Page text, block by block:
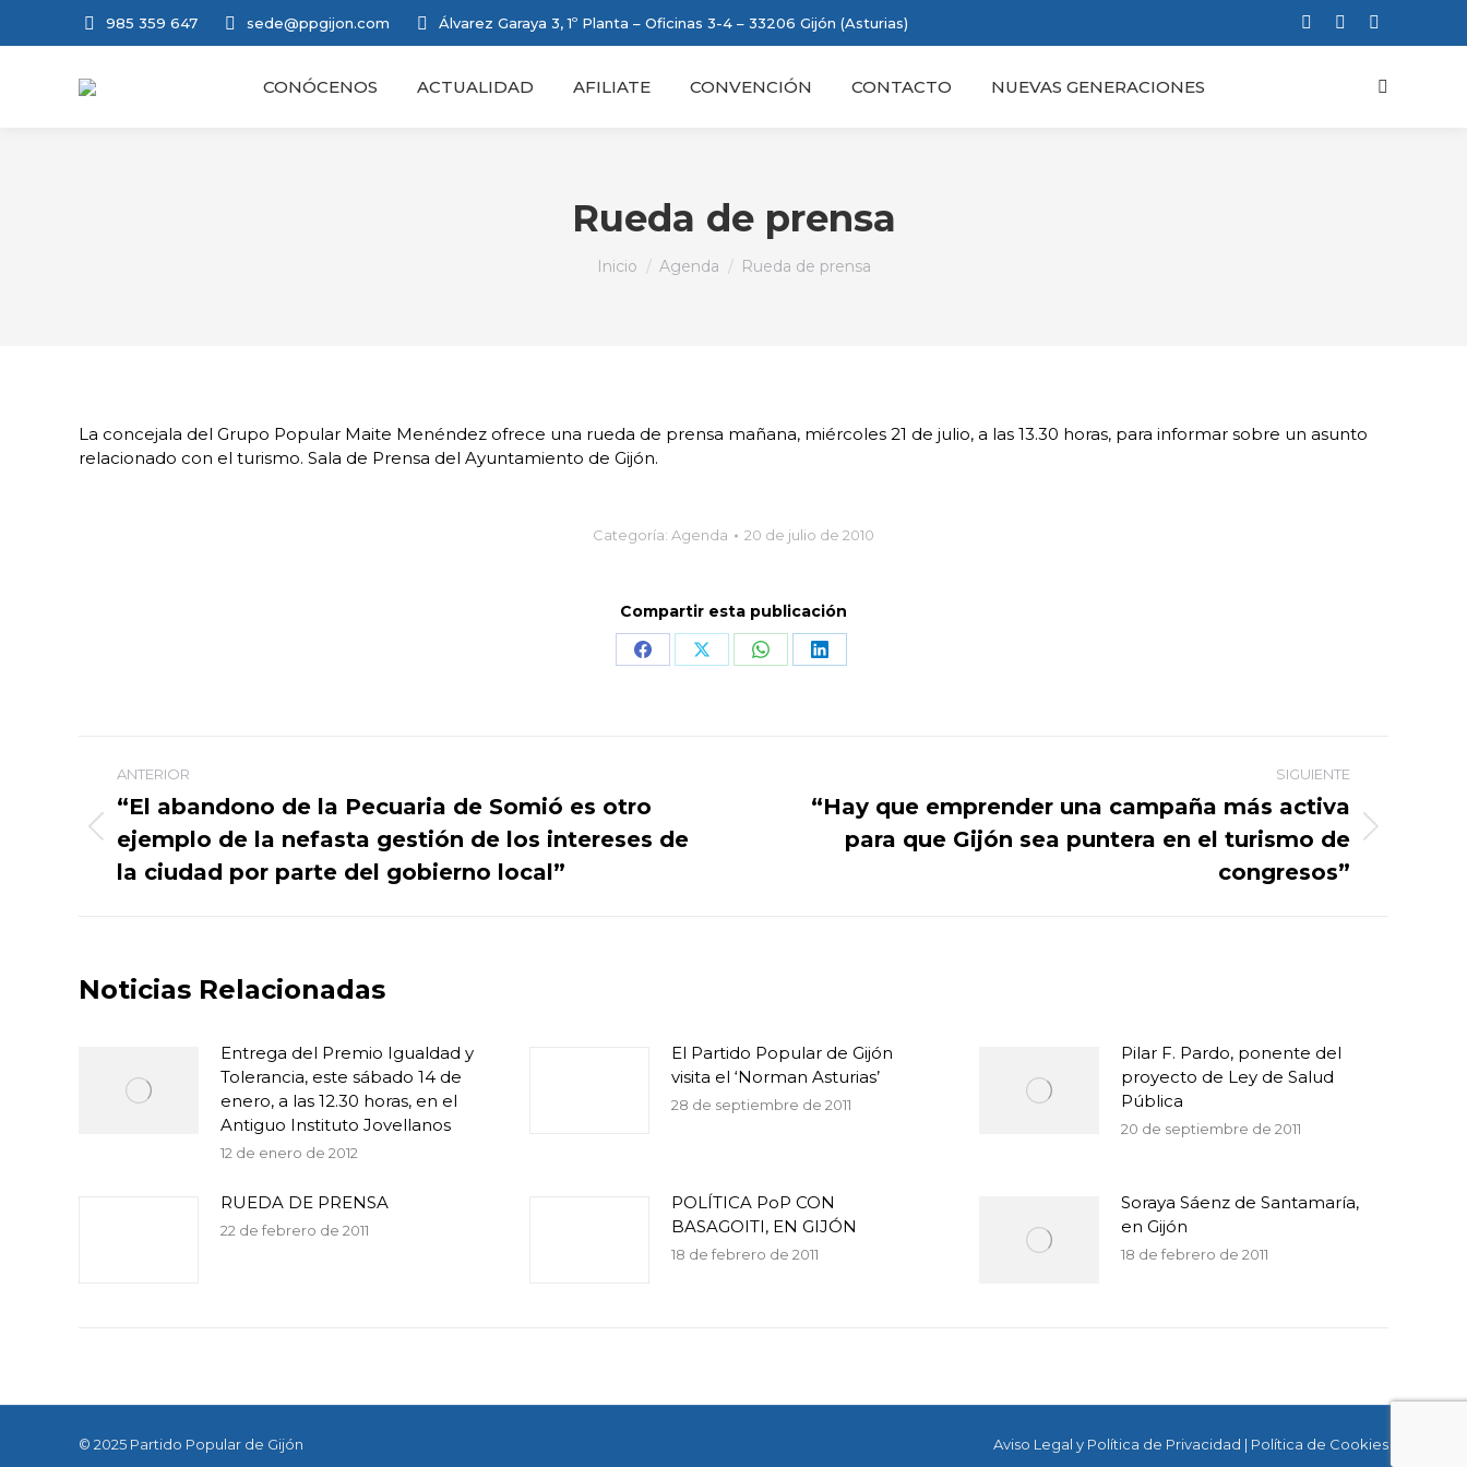
985 359 647 sede@ppgijon.com Álvarez Garaya 3, 1º Planta – Oficinas 3-4 – 33206 Gijón (Asturias)
opensopens
CONÓCENOS ACTUALIDAD AFILIATE CONVENCIÓN CONTACTO NUEVAS GENERACIONES Buscar:
Rueda de prensa
Estás aquí:
Inicio Agenda Rueda de prensa
La concejala del Grupo Popular Maite Menéndez ofrece una rueda de prensa mañana, miércoles 21 de julio, a las 13.30 horas, para informar sobre un asunto
relacionado con el turismo. Sala de Prensa del Ayuntamiento de Gijón.
Categoría: Agenda 20 de julio de 2010
Compartir esta publicación
Share Share Share Share
Navegación
entre
publicaciones
ANTERIOR
Publicación
anterior:
“El abandono de la Pecuaria de Somió es otro
ejemplo de la nefasta gestión de los intereses de
la ciudad por parte del gobierno local”
SIGUIENTE
Publicación
“Hay que emprender una campaña más activa
para que Gijón sea puntera en el turismo de
congresos”
Noticias Relacionadas
Entrega del Premio Igualdad y
Tolerancia, este sábado 14 de
enero, a las 12.30 horas, en el
Antiguo Instituto Jovellanos
12 de enero de 2012
El Partido Popular de Gijón
visita el ‘Norman Asturias’
28 de septiembre de 2011
Pilar F. Pardo, ponente del
proyecto de Ley de Salud
Pública
20 de septiembre de 2011
RUEDA DE PRENSA
22 de febrero de 2011
POLÍTICA PoP CON
BASAGOITI, EN GIJÓN
18 de febrero de 2011
Soraya Sáenz de Santamaría,
en Gijón
18 de febrero de 2011
© 2025 Partido Popular de Gijón Aviso Legal y Política de Privacidad | Política de Cookies